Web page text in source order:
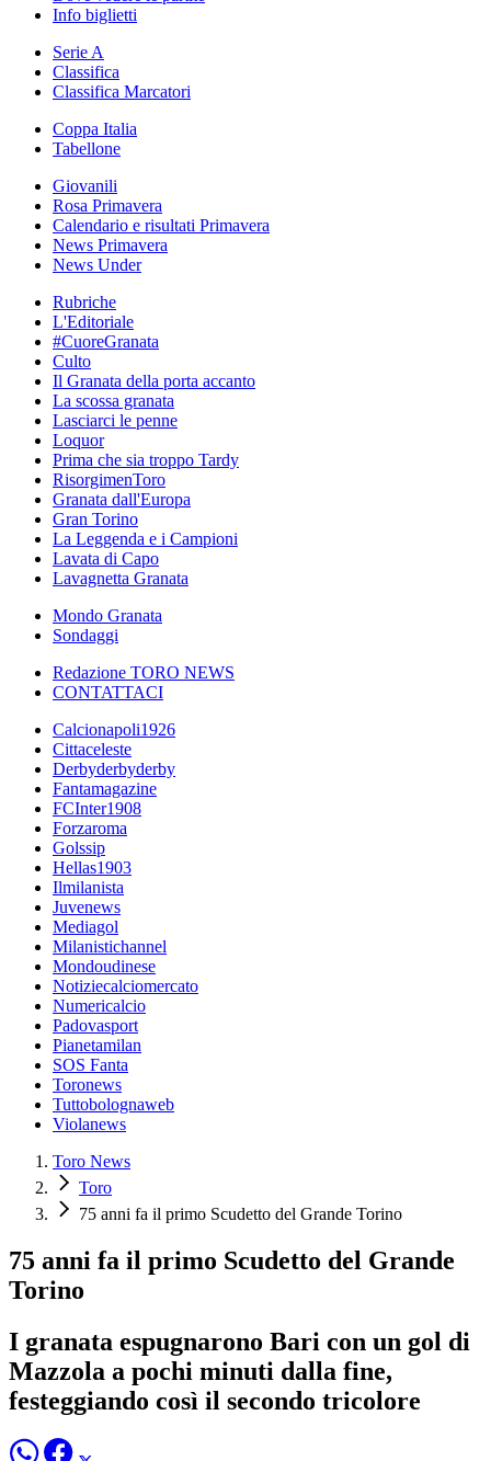
Info biglietti
Serie A
Classifica
Classifica Marcatori
Coppa Italia
Tabellone
Giovanili
Rosa Primavera
Calendario e risultati Primavera
News Primavera
News Under
Rubriche
L'Editoriale
#CuoreGranata
Culto
Il Granata della porta accanto
La scossa granata
Lasciarci le penne
Loquor
Prima che sia troppo Tardy
RisorgimenToro
Granata dall'Europa
Gran Torino
La Leggenda e i Campioni
Lavata di Capo
Lavagnetta Granata
Mondo Granata
Sondaggi
Redazione TORO NEWS
CONTATTACI
Calcionapoli1926
Cittaceleste
Derbyderbyderby
Fantamagazine
FCInter1908
Forzaroma
Golssip
Hellas1903
Ilmilanista
Juvenews
Mediagol
Milanistichannel
Mondoudinese
Notiziecalciomercato
Numericalcio
Padovasport
Pianetamilan
SOS Fanta
Toronews
Tuttobolognaweb
Violanews
Toro News
Toro
75 anni fa il primo Scudetto del Grande Torino
75 anni fa il primo Scudetto del Grande
Torino
I granata espugnarono Bari con un gol di
Mazzola a pochi minuti dalla fine,
festeggiando così il secondo tricolore